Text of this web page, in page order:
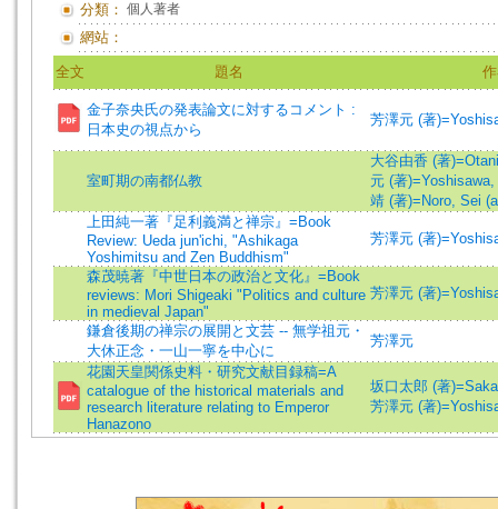
分類： 個人著者
網站：
全文 題名
金子奈央氏の発表論文に対するコメント :
日本史の視点から
芳澤元 (著
室町期の南都仏教
大谷由香 (著
元 (著
靖 (著)=Noro, Sei
上田純一著『足利義満と禅宗』=Book
Review: Ueda jun'ichi, "Ashikaga
Yoshimitsu and Zen Buddhism"
芳澤元 (著
森茂暁著『中世日本の政治と文化』=Book
reviews: Mori Shigeaki "Politics and culture
in medieval Japan"
芳澤元 (著
鎌倉後期の禅宗の展開と文芸 -- 無学祖元・
大休正念・一山一寧を中心に
芳澤元
花園天皇関係史料・研究文献目録稿=A
catalogue of the historical materials and
research literature relating to Emperor
Hanazono
坂口太郎 (著
芳澤元 (著